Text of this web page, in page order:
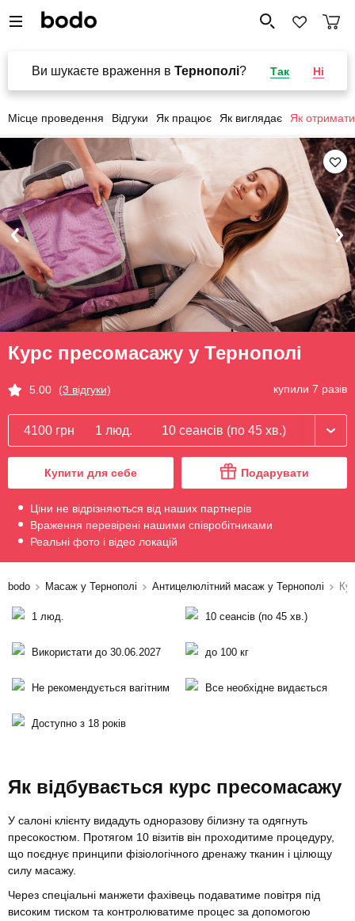
Ви шукаєте враження в Тернополі? Так Ні
Місце проведення Відгуки Як працює Як виглядає Як отримати
Курс пресомасажу у Тернополі
5.00 (3 відгуки) купили 7 разів
4100 грн 1 люд. 10 сеансів (по 45 хв.)
Купити для себе Подарувати
Ціни не відрізняються від наших партнерів
Враження перевірені нашими співробітниками
Реальні фото і відео локацій
bodo Масаж у Тернополі Антицелюлітний масаж у Тернополі
1 люд. 10 сеансів (по 45 хв.)
Використати до 30.06.2027 до 100 кг
Не рекомендується вагітним Все необхідне видається
Доступно з 18 років
Як відбувається курс пресомасажу
У салоні клієнту видадуть одноразову білизну та одягнуть
пресокостюм. Протягом 10 візитів він проходитиме процедуру,
що поєднує принципи фізіологічного дренажу тканин і цілющу
силу масажу.
Через спеціальні манжети фахівець подаватиме повітря під
високим тиском та контролюватиме процес за допомогою